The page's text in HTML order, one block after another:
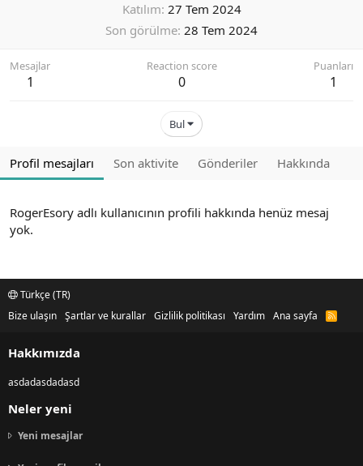
Katılım 27 Tem 2024
Son görülme 28 Tem 2024
Mesajlar
1
Reaction score
0
Puanları
1
Bul
Profil mesajları Son aktivite Gönderiler Hakkında
RogerEsory adlı kullanıcının profili hakkında henüz mesaj
yok.
Türkçe (TR)
Bize ulaşın Şartlar ve kurallar Gizlilik politikası Yardım Ana sayfa
R
Hakkımızda
asdadasdadasd
Neler yeni
Yeni mesajlar